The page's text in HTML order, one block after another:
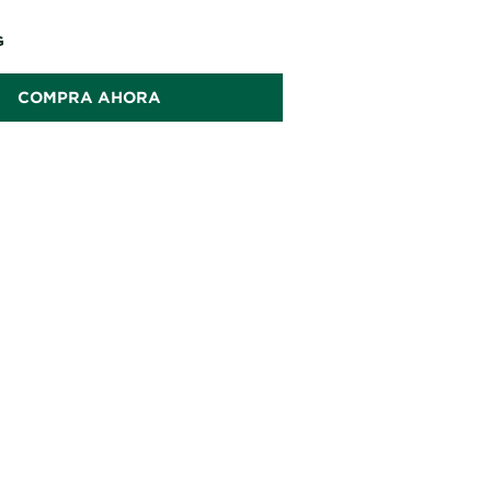
COMPRA AHORA